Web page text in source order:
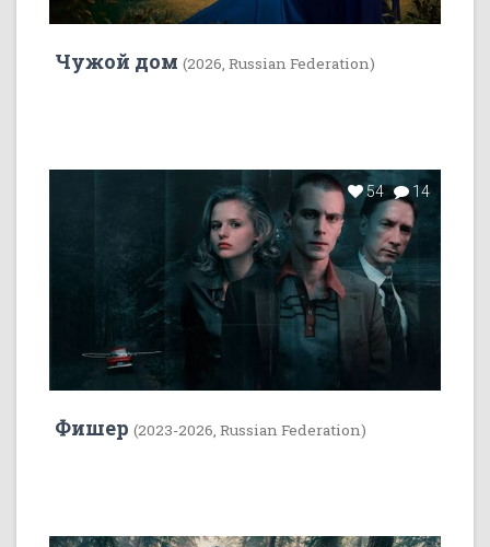
Чужой дом (2026, Russian Federation)
54 14
Фишер (2023-2026, Russian Federation)